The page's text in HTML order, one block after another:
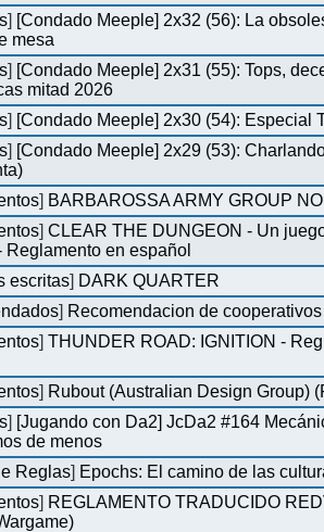
] [Condado Meeple] 2x32 (56): La
mesa
] [Condado Meeple] 2x31 (55): Tops,
mitad 2026
] [Condado Meeple] 2x30 (54): Especial
] [Condado Meeple] 2x29 (53):
] BARBAROSSA ARMY GROUP
]CLEAR THE DUNGEON - Un
Reglamento en español
escritas] DARK QUARTER
] Recomendacion de
]THUNDER ROAD: IGNITION -
] Rubout (Australian Design Group)
] [Jugando con Da2] JcDa2 #164
de menos
Reglas] Epochs: El camino de las
] REGLAMENTO TRADUCIDO